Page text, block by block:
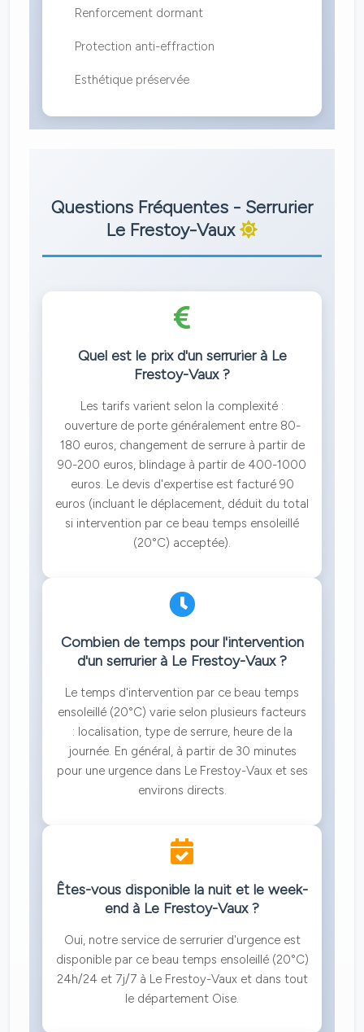
Renforcement dormant
Protection anti-effraction
Esthétique préservée
Questions Fréquentes - Serrurier
Le Frestoy-Vaux
Quel est le prix d'un serrurier à Le
Frestoy-Vaux ?
Les tarifs varient selon la complexité :
ouverture de porte généralement entre 80-
180 euros, changement de serrure à partir de
90-200 euros, blindage à partir de 400-1000
euros. Le devis d'expertise est facturé 90
euros (incluant le déplacement, déduit du total
si intervention par ce beau temps ensoleillé
(20°C) acceptée).
Combien de temps pour l'intervention
d'un serrurier à Le Frestoy-Vaux ?
Le temps d'intervention par ce beau temps
ensoleillé (20°C) varie selon plusieurs facteurs
: localisation, type de serrure, heure de la
journée. En général, à partir de 30 minutes
pour une urgence dans Le Frestoy-Vaux et ses
environs directs.
Êtes-vous disponible la nuit et le week-
end à Le Frestoy-Vaux ?
Oui, notre service de serrurier d'urgence est
disponible par ce beau temps ensoleillé (20°C)
24h/24 et 7j/7 à Le Frestoy-Vaux et dans tout
le département Oise.